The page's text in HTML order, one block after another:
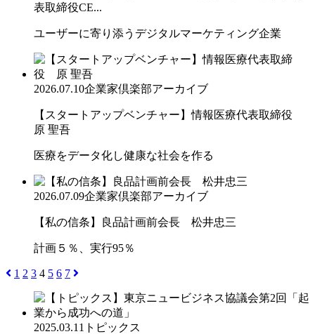
表取締役CE...
ユーザーに寄り添うデジタルマーケティング企業
2026.07.10企業家倶楽部アーカイブ
【スタートアップベンチャー】情報医療代表取締役
原 聖吾
医療をデータ化し健康な社会を作る
2026.07.09企業家倶楽部アーカイブ
【私の信条】良品計画前会長 松井忠三
計画５％、実行95％
1 2 3 4 5 6 7
2025.03.11 トピックス